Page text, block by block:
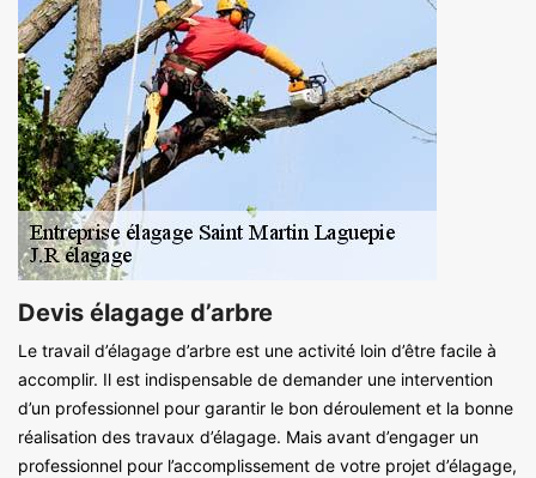
Devis élagage d’arbre
Le travail d’élagage d’arbre est une activité loin d’être facile à
accomplir. Il est indispensable de demander une intervention
d’un professionnel pour garantir le bon déroulement et la bonne
réalisation des travaux d’élagage. Mais avant d’engager un
professionnel pour l’accomplissement de votre projet d’élagage,